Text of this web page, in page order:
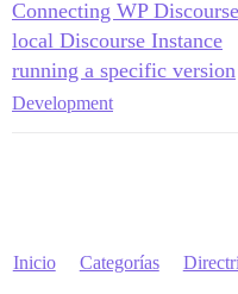
Connecting WP
local Discourse Instance
running a specific version
Development
Inicio Categorías